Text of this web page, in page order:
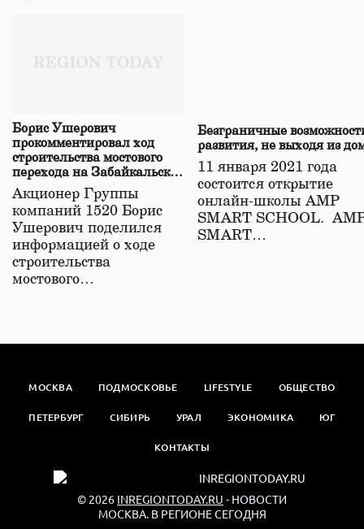
Борис Ушерович
прокомментировал ход
строительства мостового
перехода на Забайкальской
железной дороге
Акционер Группы
компаний 1520 Борис
Ушерович поделился
информацией о ходе
строительства
мостового…
Безграничные
развития, не выходя из
11 января 2021 года
состоится открытие
онлайн-школы АМР
SMART SCHOOL.
SMART…
МОСКВА ПОДМОСКОВЬЕ LIFESTYLE ОБЩЕСТВО
ПЕТЕРБУРГ СИБИРЬ УРАЛ ЭКОНОМИКА ЮГ
КОНТАКТЫ
© 2026 INREGIONTODAY.RU - НОВОСТИ
МОСКВА. В РЕГИОНЕ СЕГОДНЯ